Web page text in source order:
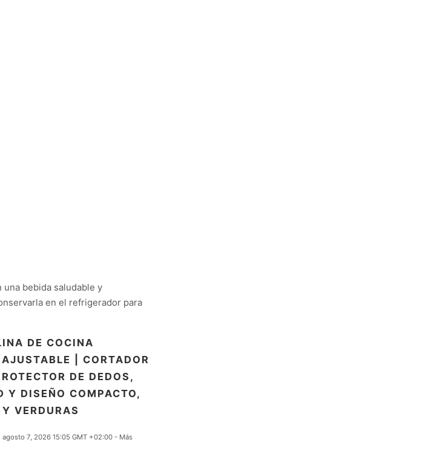
bebida saludable y
en el refrigerador para
DE COCINA
| CORTADOR
DE DEDOS,
Y DISEÑO COMPACTO,
VERDURAS
agosto 7, 2026 15:05 GMT +02:00 - Más